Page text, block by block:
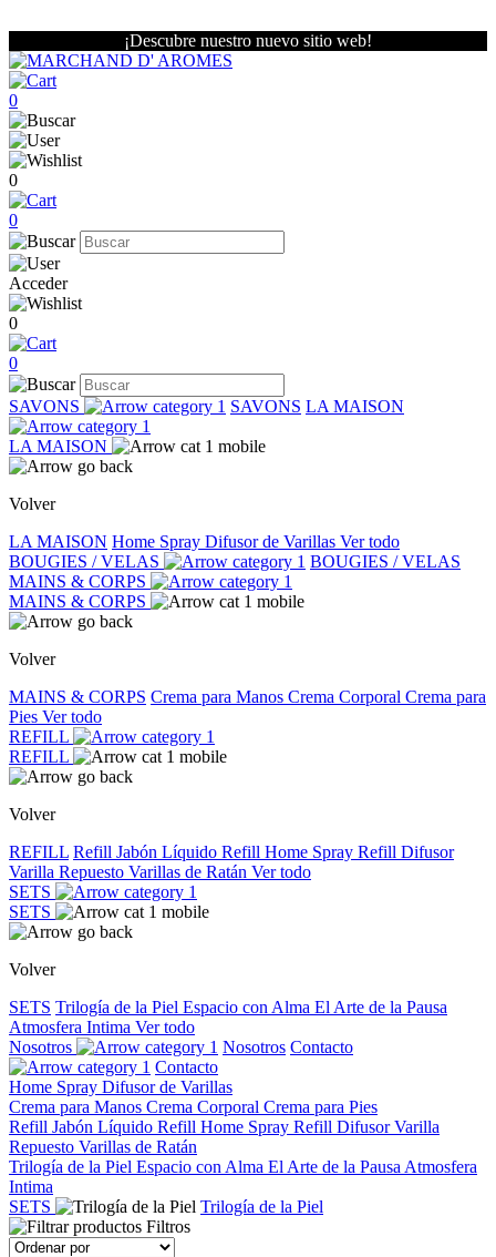
¡Descubre nuestro nuevo sitio web!
0
0
0
Acceder
0
0
SAVONS SAVONS LA MAISON
LA MAISON
Volver
LA MAISON Home Spray Difusor de Varillas Ver todo
BOUGIES / VELAS
BOUGIES / VELAS
MAINS & CORPS
MAINS & CORPS
Volver
MAINS & CORPS Crema para Manos Crema Corporal Crema para
Pies Ver todo
REFILL
REFILL
Volver
REFILL Refill Jabón Líquido Refill Home Spray Refill Difusor
Varilla Repuesto Varillas de Ratán Ver todo
SETS
SETS
Volver
SETS Trilogía de la Piel Espacio con Alma El Arte de la Pausa
Atmosfera Intima Ver todo
Nosotros
Nosotros Contacto
Contacto
Home Spray Difusor de Varillas
Crema para Manos Crema Corporal Crema para Pies
Refill Jabón Líquido Refill Home Spray Refill Difusor Varilla
Repuesto Varillas de Ratán
Trilogía de la Piel Espacio con Alma El Arte de la Pausa Atmosfera
Intima
SETS
Trilogía de la Piel
Filtros